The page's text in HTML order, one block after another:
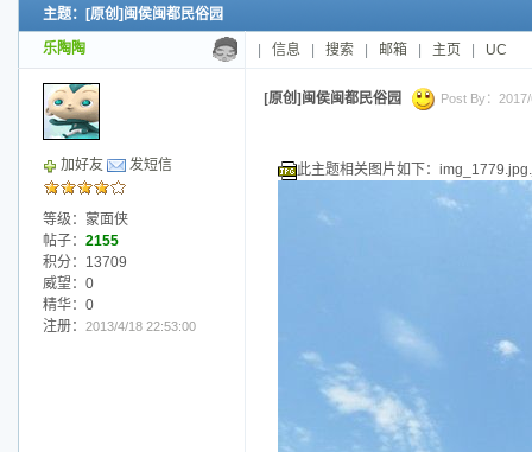
新的主题
投票帖
交易帖
小字报
主题：[原创]闽侯闽都民俗园
乐陶陶 信息 搜索 邮箱 主页 UC
加好友 发短信
等级：蒙面侠
帖子： 2155
积分：13709
威望：0
精华：0
注册： 2013/4/18 22:53:00
[原创]闽侯闽都民俗园 Post By：
此主题相关图片如下：